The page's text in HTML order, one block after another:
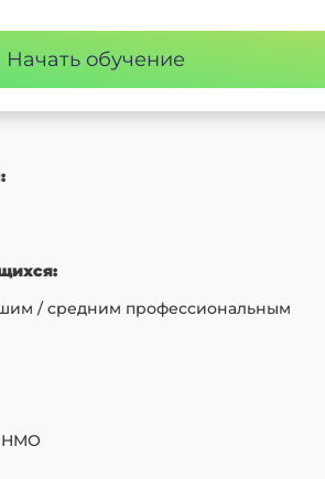
Начать обучение
/ средним профессиональным
НМО